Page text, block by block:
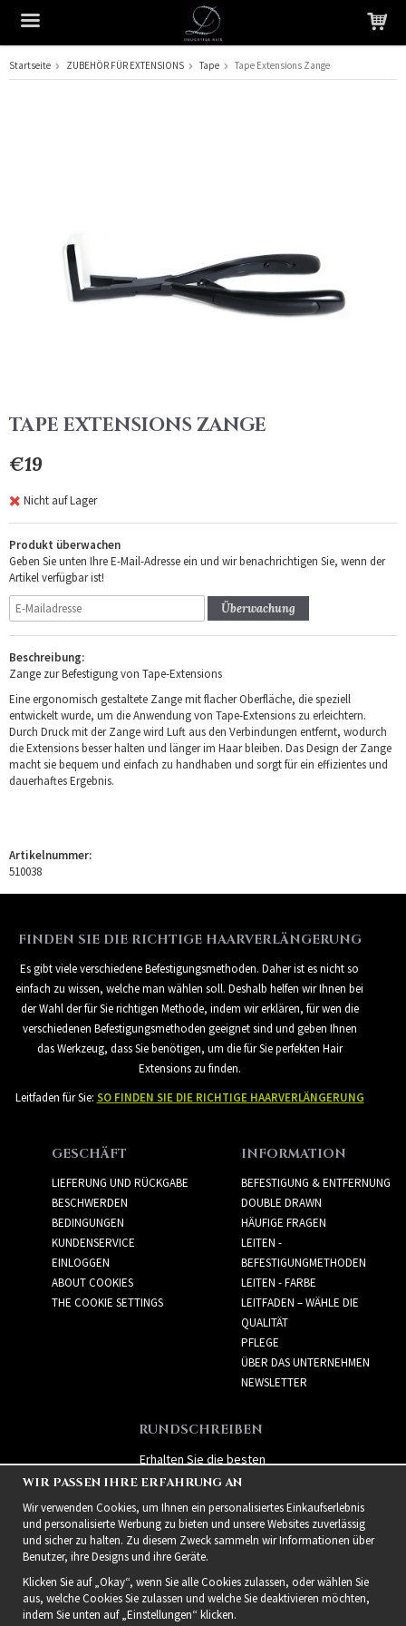
Das Produkt wurde in Ihren Warenkorb gelegt
Startseite ZUBEHÖR FÜR EXTENSIONS Tape Tape Extensions Zange
TAPE EXTENSIONS ZANGE
€19
Nicht auf Lager
Produkt überwachen
Geben Sie unten Ihre E-Mail-Adresse ein und wir benachrichtigen Sie, wenn der
Artikel verfügbar ist!
Überwachung
Beschreibung:
Zange zur Befestigung von Tape-Extensions
Eine ergonomisch gestaltete Zange mit flacher Oberfläche, die speziell
entwickelt wurde, um die Anwendung von Tape-Extensions zu erleichtern.
Durch Druck mit der Zange wird Luft aus den Verbindungen entfernt, wodurch
die Extensions besser halten und länger im Haar bleiben. Das Design der Zange
macht sie bequem und einfach zu handhaben und sorgt für ein effizientes und
dauerhaftes Ergebnis.
Artikelnummer:
510038
FINDEN SIE DIE RICHTIGE HAARVERLÄNGERUNG
Es gibt viele verschiedene Befestigungsmethoden. Daher ist es nicht so
einfach zu wissen, welche man wählen soll. Deshalb helfen wir Ihnen bei
der Wahl der für Sie richtigen Methode, indem wir erklären, für wen die
verschiedenen Befestigungsmethoden geeignet sind und geben Ihnen
das Werkzeug, dass Sie benötigen, um die für Sie perfekten Hair
Extensions zu finden.
Leitfaden für Sie: SO FINDEN SIE DIE RICHTIGE HAARVERLÄNGERUNG
GESCHÄFT
LIEFERUNG UND RÜCKGABE
BESCHWERDEN
BEDINGUNGEN
KUNDENSERVICE
EINLOGGEN
ABOUT COOKIES
THE COOKIE SETTINGS
INFORMATION
BEFESTIGUNG & ENTFERNUNG
DOUBLE DRAWN
HÄUFIGE FRAGEN
LEITEN -
BEFESTIGUNGMETHODEN
LEITEN - FARBE
LEITFADEN – WÄHLE DIE
QUALITÄT
PFLEGE
ÜBER DAS UNTERNEHMEN
NEWSLETTER
RUNDSCHREIBEN
Erhalten Sie die besten
Angebote und spannende
neue Produkte!
WIR PASSEN IHRE ERFAHRUNG AN
Wir verwenden Cookies, um Ihnen ein personalisiertes Einkaufserlebnis
und personalisierte Werbung zu bieten und unsere Websites zuverlässig
und sicher zu halten. Zu diesem Zweck sammeln wir Informationen über
Benutzer, ihre Designs und ihre Geräte.
Klicken Sie auf „Okay“, wenn Sie alle Cookies zulassen, oder wählen Sie
aus, welche Cookies Sie zulassen und welche Sie deaktivieren möchten,
indem Sie unten auf „Einstellungen“ klicken.